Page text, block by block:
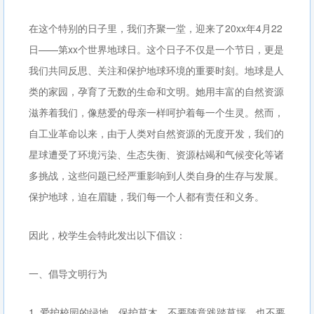
在这个特别的日子里，我们齐聚一堂，迎来了20xx年4月22
日——第xx个世界地球日。这个日子不仅是一个节日，更是
我们共同反思、关注和保护地球环境的重要时刻。地球是人
类的家园，孕育了无数的生命和文明。她用丰富的自然资源
滋养着我们，像慈爱的母亲一样呵护着每一个生灵。然而，
自工业革命以来，由于人类对自然资源的无度开发，我们的
星球遭受了环境污染、生态失衡、资源枯竭和气候变化等诸
多挑战，这些问题已经严重影响到人类自身的生存与发展。
保护地球，迫在眉睫，我们每一个人都有责任和义务。
因此，校学生会特此发出以下倡议：
一、倡导文明行为